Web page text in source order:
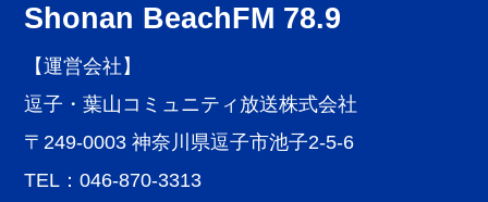
Shonan BeachFM 78.9
【運営会社】
逗子・葉山コミュニティ放送株式会社
〒249-0003 神奈川県逗子市池子2-5-6
TEL：046-870-3313